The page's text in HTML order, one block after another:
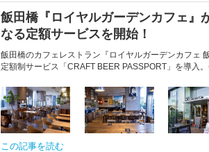
飯田橋『ロイヤルガーデンカフェ』
なる定額サービスを開始！
飯田橋のカフェレストラン『ロイヤルガーデンカフェ
定額制サービス「CRAFT BEER PASSPORT」を導入
この記事を読む